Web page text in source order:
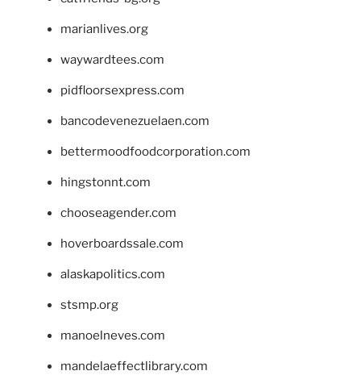
marianlives.org
waywardtees.com
pidfloorsexpress.com
bancodevenezuelaen.com
bettermoodfoodcorporation.com
hingstonnt.com
chooseagender.com
hoverboardssale.com
alaskapolitics.com
stsmp.org
manoelneves.com
mandelaeffectlibrary.com